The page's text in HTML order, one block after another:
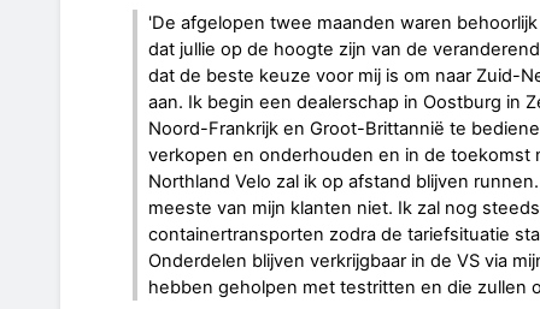
'De afgelopen twee maanden waren
dat jullie op de hoogte zijn van de
dat de beste keuze voor mij is om naar Zuid-
aan. Ik begin een dealerschap in Oostburg in
Noord-Frankrijk en Groot-Brittannië te
verkopen en onderhouden en in de toekomst
Northland Velo zal ik op afstand blijven
meeste van mijn klanten niet. Ik zal nog
containertransporten zodra de tariefsituatie
Onderdelen blijven verkrijgbaar in de VS via
hebben geholpen met testritten en die zullen